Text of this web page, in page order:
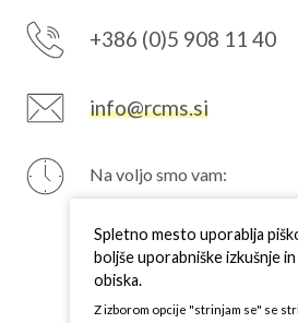
+386 (0)5 908 11 40
info@rcms.si
Na voljo smo vam:
TOR
7–15 h
SRE
7–15 h
ČET
PET
7–15 h
Spletno mesto uporablja
boljše uporabniške izkušnje
obiska.
Z izborom opcije "strinjam se" se